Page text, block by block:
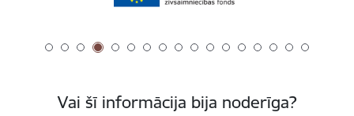
Vai šī informācija bija noderīga?